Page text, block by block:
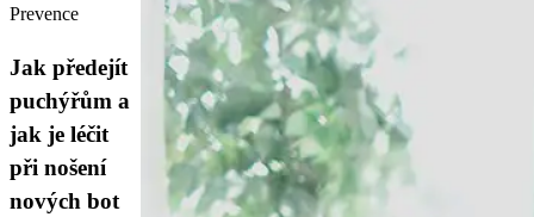
Prevence
Jak předejít
puchýřům a
jak je léčit
při nošení
nových bot